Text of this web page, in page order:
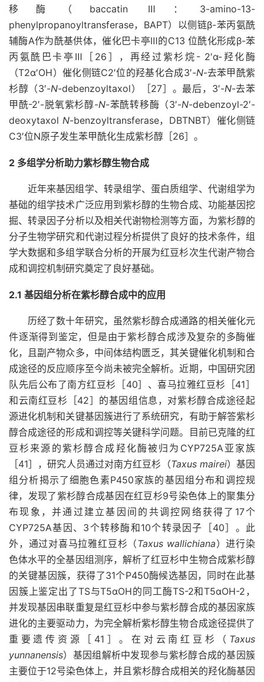
移酶（baccatin Ⅲ：3-amino-13-
phenylpropanoyltransferase，BAPT）以侧链β-苯丙氨酰
辅酶A作为酰基供体，催化巴卡亭Ⅲ的C13 位酰化形成β-苯
丙氨酰巴卡亭Ⅲ［26］，再经过紫杉烷- 2′α-羟化酶
（T2α′OH）催化侧链C2′位的羟基化合成3′-N-去苯甲酰紫
杉醇（3′-N-debenzoyltaxol）［27］。最后，3′-N-去苯
甲酰-2′-脱氧紫杉醇-N-苯酰转移酶（3′-N-debenzoyl-2′-
deoxytaxol N-benzoyltransferase，DBTNBT）催化侧链
C3′位N原子发生苯甲酰化生成紫杉醇［26］。
2 多组学分析助力紫杉醇生物合成
近年来基因组学、转录组学、蛋白质组学、代谢组学为
基础的组学技术广泛应用到紫杉醇的生物合成、功能基因挖
掘、转录因子分析以及相关代谢物检测等方面，为紫杉醇的
分子生物学研究和代谢过程分析提供了良好的技术条件，组
学大数据和多组学联合分析的开展为红豆杉次生代谢产物合
成和调控机制研究奠定了良好基础。
2.1 基因组分析在紫杉醇合成中的应用
历经了数十年研究，虽然紫杉醇合成通路的相关催化元
件逐渐得到鉴定，但是由于紫杉醇合成涉及复杂的多酶催
化，且副产物众多，中间体结构匮乏，其关键催化机制和合
成途径的反应顺序至今尚未被完全解析。近期，中国研究团
队先后公布了南方红豆杉［40］、喜马拉雅红豆杉［41］
和云南红豆杉［42］的基因组信息，对紫杉醇合成途径起
源进化机制和关键基因簇进行了系统研究，有助于解答紫杉
醇合成途径的形成和调控等关键科学问题。目前已克隆的红
豆杉来源的紫杉醇合成羟化酶被归为CYP725A亚家族
［41］，研究人员通过对南方红豆杉（Taxus mairei）基因
组分析揭示了细胞色素P450家族的基因组分布和调控规
律，发现了紫杉醇合成基因在红豆杉9号染色体上的聚集分
布现象，并通过建立基因间的共调控网络获得了17个
CYP725A基因、3个转移酶和10个转录因子［40］。此
外，通过对喜马拉雅红豆杉（Taxus wallichiana）进行染
色体水平的全基因组测序，解析了红豆杉中生物合成紫杉醇
的关键基因簇，获得了31个P450酶候选基因，同时在此基
因簇上鉴定出了TS与T5αOH的同工酶TS-2和T5αOH-2，
并发现基因串联重复是红豆杉中参与紫杉醇合成的基因家族
进化的主要驱动力，为完全解析紫杉醇生物合成途径提供了
重要遗传资源［41］。在对云南红豆杉（ Taxus
yunnanensis）基因组解析中发现参与紫杉醇合成的基因簇
主要位于12号染色体上，并且紫杉醇合成相关的羟化酶基因